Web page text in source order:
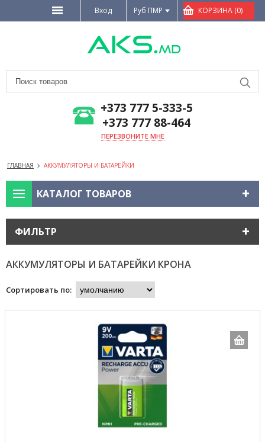
КОРЗИНА (0)
Руб ПМР
Вход
+373 777 5-333-5
+373 777 88-464
ПЕРЕЗВОНИТЕ МНЕ
ГЛАВНАЯ АККУМУЛЯТОРЫ И БАТАРЕЙКИ
КАТАЛОГ ТОВАРОВ
ФИЛЬТР
АККУМУЛЯТОРЫ И БАТАРЕЙКИ КРОНА
Сортировать по: